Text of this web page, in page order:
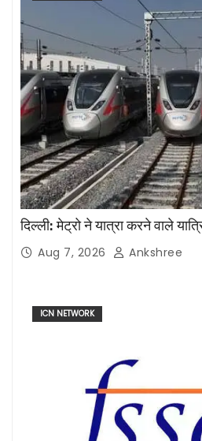
दिल्ली: मेट्रो ने यात्रा करने वाले
Aug 7, 2026 Ankshree
ICN NETWORK